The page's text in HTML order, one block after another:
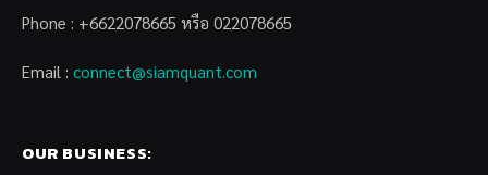
Phone : +6622078665 หรือ 022078665
Email : connect@siamquant.com
OUR BUSINESS: